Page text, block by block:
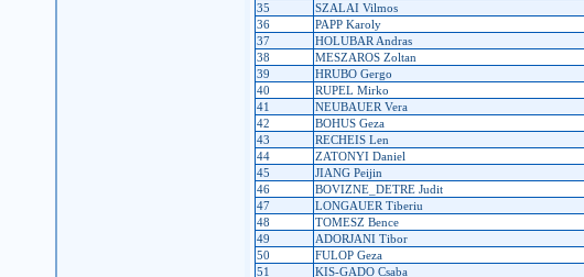
35
SZALAI Vilmos
36
PAPP Karoly
37
HOLUBAR Andras
38
MESZAROS Zoltan
39
HRUBO Gergo
40
RUPEL Mirko
41
NEUBAUER Vera
42
BOHUS Geza
43
RECHEIS Len
44
ZATONYI Daniel
45
JIANG Peijin
46
BOVIZNE_DETRE Judit
47
LONGAUER Tiberiu
48
TOMESZ Bence
49
ADORJANI Tibor
50
FULOP Geza
51
KIS-GADO Csaba